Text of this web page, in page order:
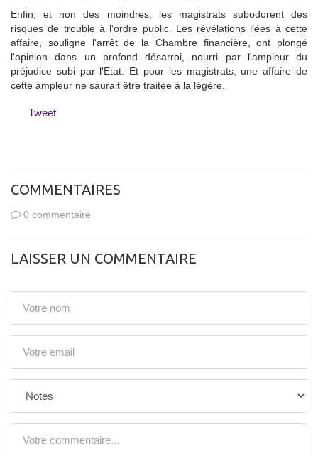
Enfin, et non des moindres, les magistrats subodorent des
risques de trouble à l'ordre public. Les révélations liées à cette
affaire, souligne l'arrêt de la Chambre financière, ont plongé
l'opinion dans un profond désarroi, nourri par l'ampleur du
préjudice subi par l'Etat. Et pour les magistrats, une affaire de
cette ampleur ne saurait être traitée à la légère.
Tweet
COMMENTAIRES
0 commentaire
LAISSER UN COMMENTAIRE